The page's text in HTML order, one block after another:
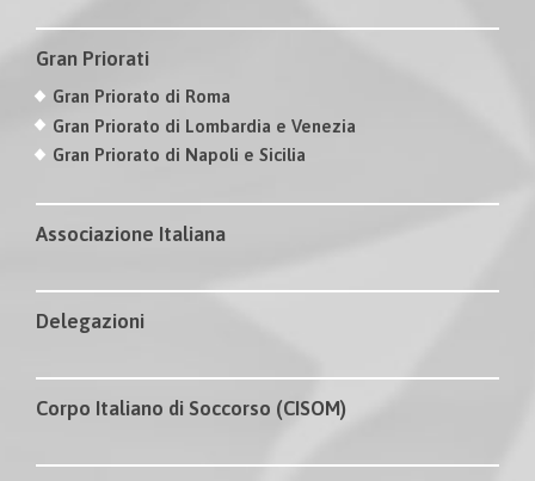
Gran Priorati
Gran Priorato di Roma
Gran Priorato di Lombardia e Venezia
Gran Priorato di Napoli e Sicilia
Associazione Italiana
Delegazioni
Corpo Italiano di Soccorso (CISOM)